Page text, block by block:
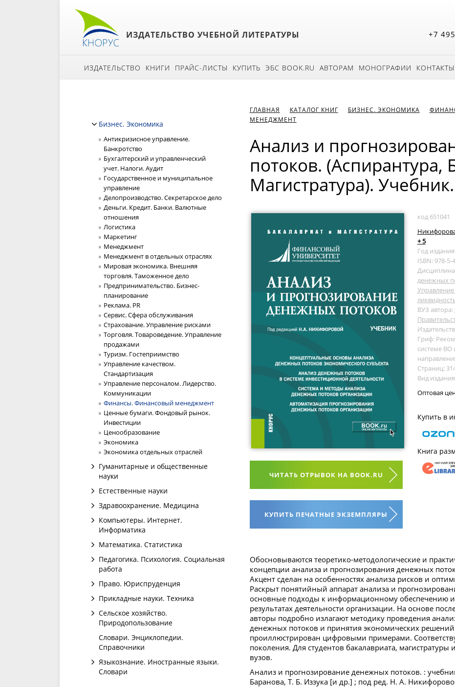
ИЗДАТЕЛЬСТВО УЧЕБНОЙ ЛИТЕРАТУРЫ +7
ИЗДАТЕЛЬСТВО КНИГИ ПРАЙС-ЛИСТЫ КУПИТЬ ЭБС BOOK.RU АВТОРАМ МОНОГРАФИИ КОНТАКТЫ
Бизнес. Экономика
Антикризисное управление.
Банкротство
Бухгалтерский и управленческий
учет. Налоги. Аудит
Государственное и муниципальное
управление
Делопроизводство. Секретарское дело
Деньги. Кредит. Банки. Валютные
отношения
Логистика
Маркетинг
Менеджмент
Менеджмент в отдельных отраслях
Мировая экономика. Внешняя
торговля. Таможенное дело
Предпринимательство. Бизнес-
планирование
Реклама. PR
Сервис. Сфера обслуживания
Страхование. Управление рисками
Торговля. Товароведение. Управление
продажами
Туризм. Гостеприимство
Управление качеством.
Стандартизация
Управление персоналом. Лидерство.
Коммуникации
Финансы. Финансовый менеджмент
Ценные бумаги. Фондовый рынок.
Инвестиции
Ценообразование
Экономика
Экономика отдельных отраслей
Гуманитарные и общественные
науки
Естественные науки
Здравоохранение. Медицина
Компьютеры. Интернет.
Информатика
Математика. Статистика
Педагогика. Психология. Социальная
работа
Право. Юриспруденция
Прикладные науки. Техника
Сельское хозяйство.
Природопользование
Словари. Энциклопедии.
Справочники
Языкознание. Иностранные языки.
Словари
ГЛАВНАЯ КАТАЛОГ КНИГ БИЗНЕС. ЭКОНОМИКА
МЕНЕДЖМЕНТ
Анализ и
потоков. (Аспирантура,
Магистратура). Учебник.
ЧИТАТЬ ОТРЫВОК НА BOOK.RU
КУПИТЬ ПЕЧАТНЫЕ ЭКЗЕМПЛЯРЫ
код 651041
+ 5
Год
ISBN: 978-5-
денежных
ВУЗ автора:
Гриф:
системе ВО
Страниц:
Вид
Оптовая
Купить в
Книга
Обосновываются теоретико-методологические и
концепции анализа и прогнозирования денежных
Акцент сделан на особенностях анализа рисков и
Раскрыт понятийный аппарат анализа и
основные подходы к информационному обеспечению
результатах деятельности организации. На основе
авторы подробно излагают методику проведения
денежных потоков и принятия экономических
проиллюстрирован цифровыми примерами.
поколения. Для студентов бакалавриата,
вузов.
Анализ и прогнозирование денежных потоков. :
Баранова, Т. Б. Иззука [и др.] ; под ред. Н. А.